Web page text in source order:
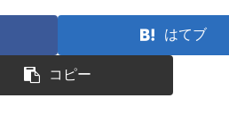
はてブ
コピー